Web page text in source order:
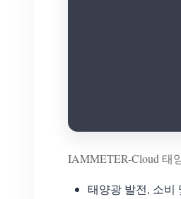
IAMMETER-Cloud 태
태양광 발전, 소비